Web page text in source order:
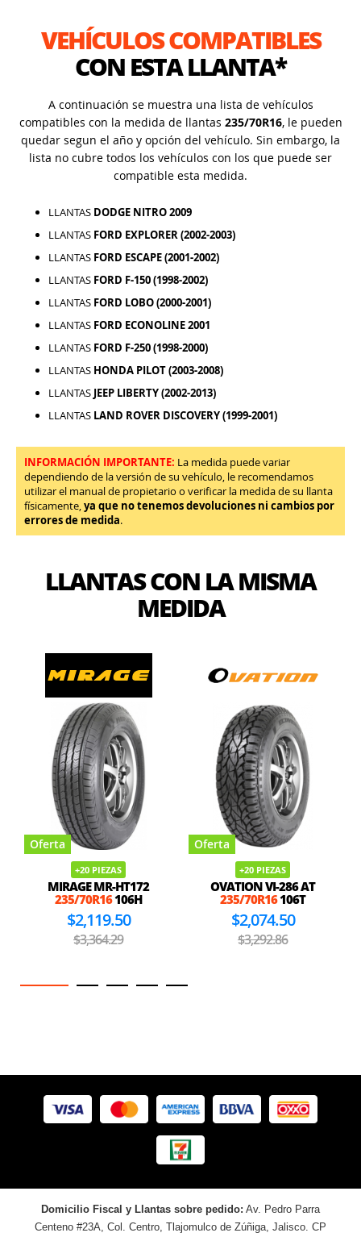
VEHÍCULOS COMPATIBLES
CON ESTA LLANTA*
A continuación se muestra una lista de vehículos
compatibles con la medida de llantas 235/70R16, le pueden
quedar segun el año y opción del vehículo. Sin embargo, la
lista no cubre todos los vehículos con los que puede ser
compatible esta medida.
LLANTAS DODGE NITRO 2009
LLANTAS FORD EXPLORER (2002-2003)
LLANTAS FORD ESCAPE (2001-2002)
LLANTAS FORD F-150 (1998-2002)
LLANTAS FORD LOBO (2000-2001)
LLANTAS FORD ECONOLINE 2001
LLANTAS FORD F-250 (1998-2000)
LLANTAS HONDA PILOT (2003-2008)
LLANTAS JEEP LIBERTY (2002-2013)
LLANTAS LAND ROVER DISCOVERY (1999-2001)
INFORMACIÓN IMPORTANTE: La medida puede variar
dependiendo de la versión de su vehículo, le recomendamos
utilizar el manual de propietario o verificar la medida de su llanta
físicamente,ya que no tenemos devoluciones ni cambios por
errores de medida.
LLANTAS CON LA MISMA
MEDIDA
Oferta
+20 PIEZAS
MIRAGE MR-HT172
235/70R16106H
$2,119.50
$3,364.29
Oferta
+20 PIEZAS
OVATION VI-286 AT
235/70R16106T
$2,074.50
$3,292.86
Domicilio Fiscal y Llantas sobre pedido: Av. Pedro Parra
Centeno #23A, Col. Centro, Tlajomulco de Zúñiga, Jalisco. CP